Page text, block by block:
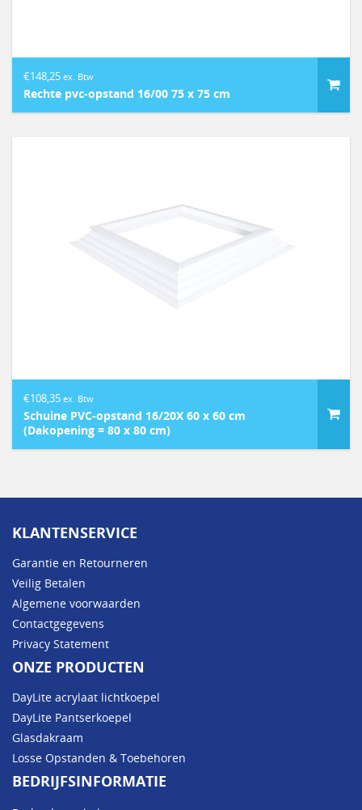
€148,25 ex. Btw
Rechte pvc-opstand 16/00 75 x 75 cm
€108,35 ex. Btw
Schuine PVC-opstand 16/20X 60 x 60 cm
(Dakopening = 80 x 80 cm)
KLANTENSERVICE
Garantie en Retourneren
Veilig Betalen
Algemene voorwaarden
Contactgegevens
Privacy Statement
ONZE PRODUCTEN
DayLite acrylaat lichtkoepel
DayLite Pantserkoepel
Glasdakraam
Losse Opstanden & Toebehoren
BEDRIJFSINFORMATIE